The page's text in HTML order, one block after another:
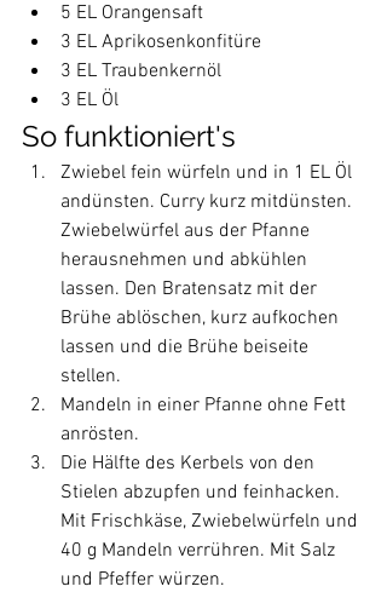
5 EL Orangensaft
3 EL Aprikosenkonfitüre
3 EL Traubenkernöl
3 EL Öl
So funktioniert's
Zwiebel fein würfeln und in 1 EL Öl
andünsten. Curry kurz mitdünsten.
Zwiebelwürfel aus der Pfanne
herausnehmen und abkühlen
lassen. Den Bratensatz mit der
Brühe ablöschen, kurz aufkochen
lassen und die Brühe beiseite
stellen.
Mandeln in einer Pfanne ohne Fett
anrösten.
Die Hälfte des Kerbels von den
Stielen abzupfen und feinhacken.
Mit Frischkäse, Zwiebelwürfeln und
40 g Mandeln verrühren. Mit Salz
und Pfeffer würzen.